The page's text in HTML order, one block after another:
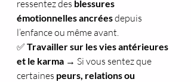
ressentez des blessures
émotionnelles ancrées depuis
l’enfance ou même avant.
✅ Travailler sur les vies antérieures
et le karma → Si vous sentez que
certaines peurs, relations ou